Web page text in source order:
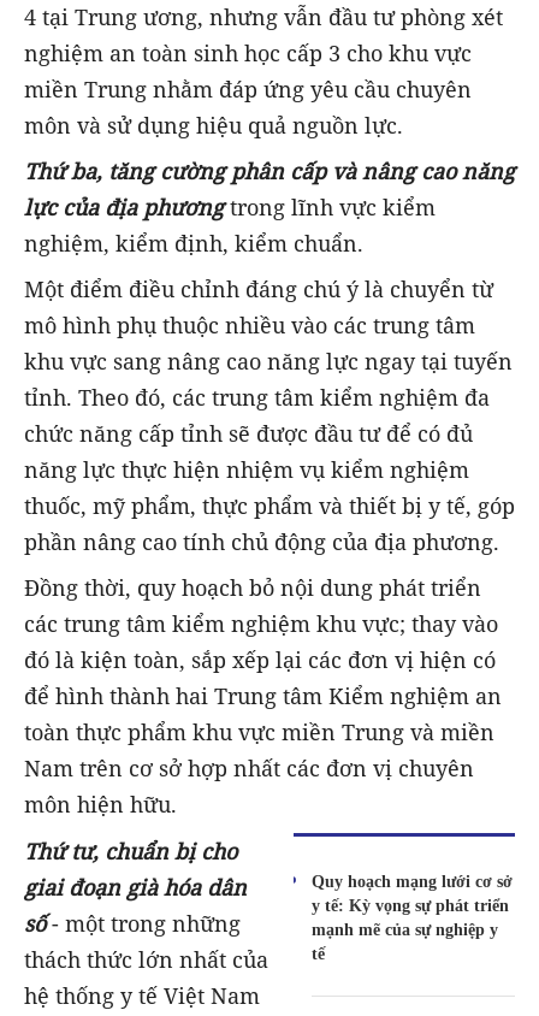
4 tại Trung ương, nhưng vẫn đầu tư phòng xét
nghiệm an toàn sinh học cấp 3 cho khu vực
miền Trung nhằm đáp ứng yêu cầu chuyên
môn và sử dụng hiệu quả nguồn lực.
Thứ ba, tăng cường phân cấp và nâng cao năng
lực của địa phươngtrong lĩnh vực kiểm
nghiệm, kiểm định, kiểm chuẩn.
Một điểm điều chỉnh đáng chú ý là chuyển từ
mô hình phụ thuộc nhiều vào các trung tâm
khu vực sang nâng cao năng lực ngay tại tuyến
tỉnh. Theo đó, các trung tâm kiểm nghiệm đa
chức năng cấp tỉnh sẽ được đầu tư để có đủ
năng lực thực hiện nhiệm vụ kiểm nghiệm
thuốc, mỹ phẩm, thực phẩm và thiết bị y tế, góp
phần nâng cao tính chủ động của địa phương.
Đồng thời, quy hoạch bỏ nội dung phát triển
các trung tâm kiểm nghiệm khu vực; thay vào
đó là kiện toàn, sắp xếp lại các đơn vị hiện có
để hình thành hai Trung tâm Kiểm nghiệm an
toàn thực phẩm khu vực miền Trung và miền
Nam trên cơ sở hợp nhất các đơn vị chuyên
môn hiện hữu.
Quy hoạch mạng lưới cơ sở
y tế: Kỳ vọng sự phát triển
mạnh mẽ của sự nghiệp y
tế
Thứ tư, chuẩn bị cho
giai đoạn già hóa dân
số- một trong những
thách thức lớn nhất của
hệ thống y tế Việt Nam